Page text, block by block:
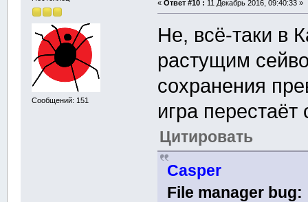
Сообщений: 151
«Ответ #10 : 11 Декабрь 2016, 09:40:33 »
Не, всё-таки в
растущим
сохранения
игра перестаёт
Цитировать
Casper
File manager bug: